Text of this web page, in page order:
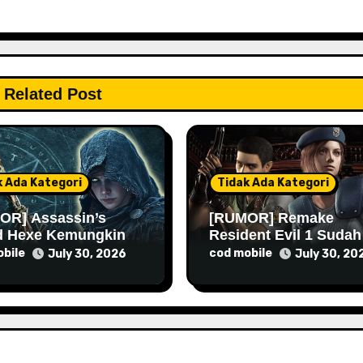
Related Post
Ada Kategori
Assassin’s
Hexe Kemungkinan
Lama Lagi
July 30, 2026
Tidak Ada Kategori
[RUMOR] Remake
Resident Evil 1 Sudah
Masuk Tahap Pre-
Lalu
cod mobile July 30,